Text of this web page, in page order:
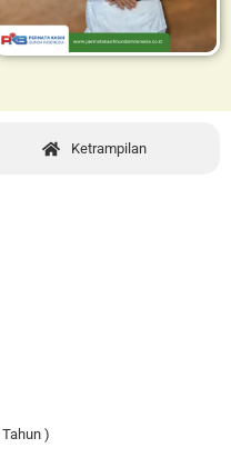
Ketrampilan
Tahun )